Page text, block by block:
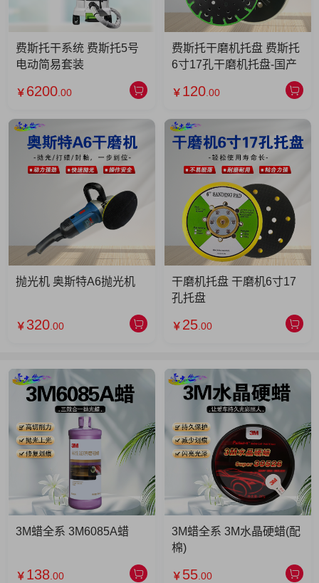
费斯托干系统 费斯托5号
电动简易套装
￥ 6200 .00
费斯托干磨机托盘 费斯托
6寸17孔干磨机托盘-国产
￥ 120 .00
抛光机 奥斯特A6抛光机
￥ 320 .00
干磨机托盘 干磨机6寸17
孔托盘
￥ 25 .00
3M蜡全系 3M6085A蜡
￥ 138 .00
3M蜡全系 3M水晶硬蜡(配
棉)
￥ 55 .00